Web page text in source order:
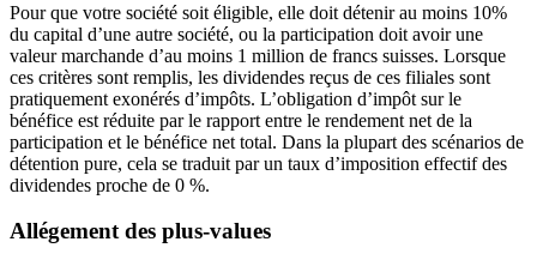
Pour que votre société soit éligible, elle doit détenir au moins 10%
du capital d’une autre société, ou la participation doit avoir une
valeur marchande d’au moins 1 million de francs suisses. Lorsque
ces critères sont remplis, les dividendes reçus de ces filiales sont
pratiquement exonérés d’impôts. L’obligation d’impôt sur le
bénéfice est réduite par le rapport entre le rendement net de la
participation et le bénéfice net total. Dans la plupart des scénarios de
détention pure, cela se traduit par un taux d’imposition effectif des
dividendes proche de 0 %.
Allégement des plus-values